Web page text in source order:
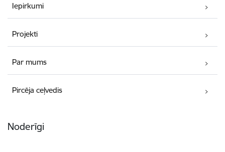
Iepirkumi
Projekti
Par mums
Pircēja ceļvedis
Noderīgi